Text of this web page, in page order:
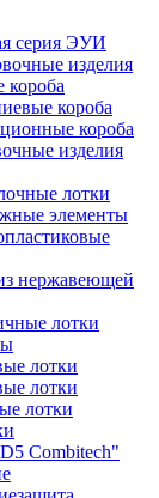
серия ЭУИ
изделия
короба
короба
короба
изделия
лотки
элементы
нержавеющей
лотки
лотки
лотки
лотки
Combitech"